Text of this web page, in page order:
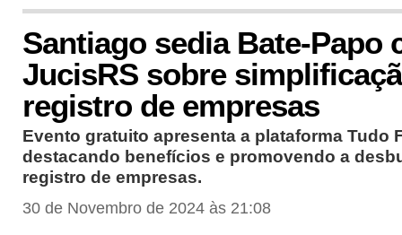
Santiago sedia Bate-Papo
JucisRS sobre
registro de empresas
Evento gratuito apresenta a plataforma Tudo
destacando benefícios e promovendo a
registro de empresas.
30 de Novembro de 2024 às 21:08